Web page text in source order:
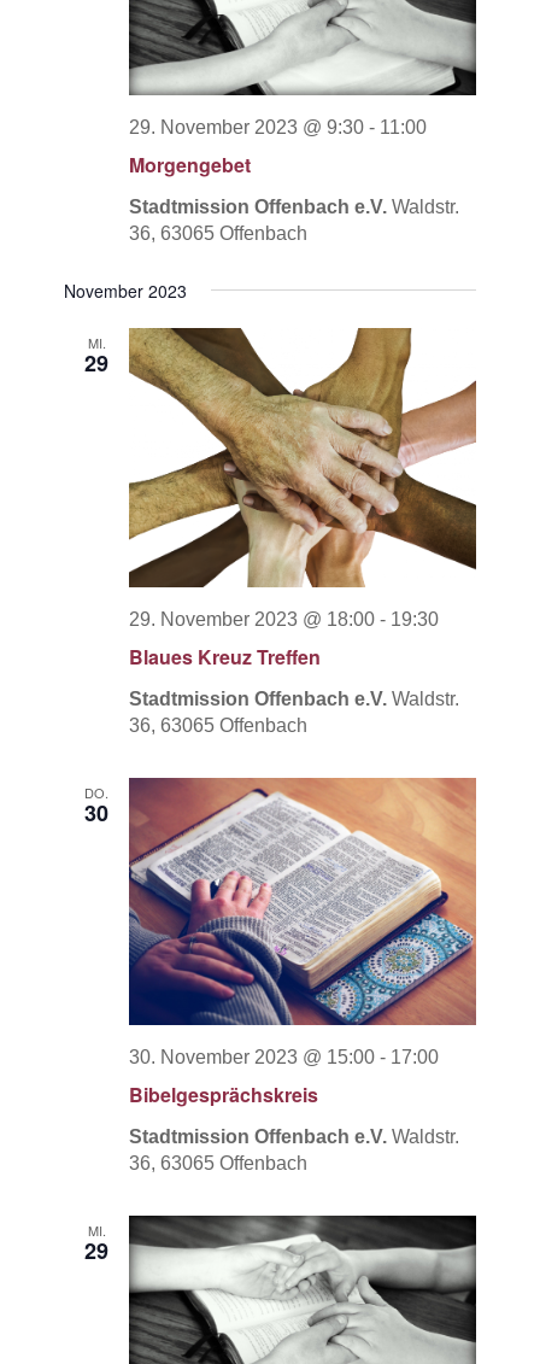
Morgengebet
29. November 2023 @ 9:30 - 11:00
Stadtmission Offenbach e.V.Waldstr.
36, 63065 Offenbach
November 2023
MI.
29
Blaues Kreuz Treffen
29. November 2023 @ 18:00 - 19:30
Stadtmission Offenbach e.V.Waldstr.
36, 63065 Offenbach
DO.
30
Bibelgesprächskreis
30. November 2023 @ 15:00 - 17:00
Stadtmission Offenbach e.V.Waldstr.
36, 63065 Offenbach
MI.
29